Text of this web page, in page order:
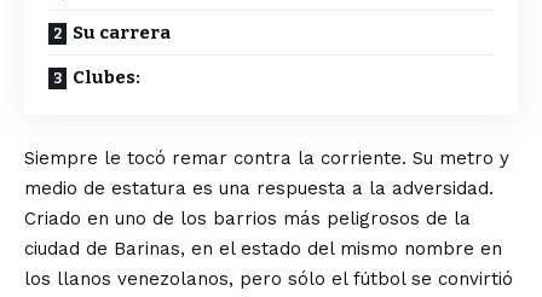
Su carrera
Clubes:
Siempre le tocó remar contra la corriente. Su metro y
medio de estatura es una respuesta a la adversidad.
Criado en uno de los barrios más peligrosos de la
ciudad de Barinas, en el estado del mismo nombre en
los llanos venezolanos, pero sólo el fútbol se convirtió